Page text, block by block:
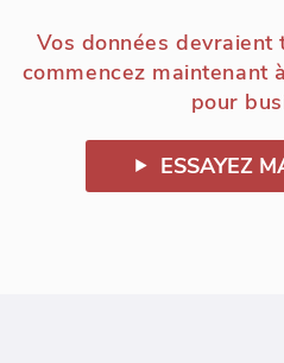
Vos données
commencez maintenant
pour
ESSAYEZ